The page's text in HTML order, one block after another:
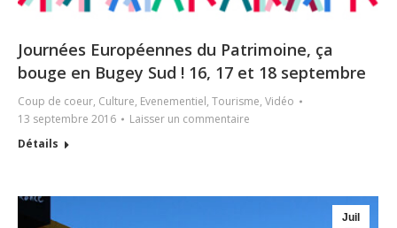
Journées Européennes du Patrimoine, ça
bouge en Bugey Sud ! 16, 17 et 18 septembre
Coup de coeur, Culture, Evenementiel, Tourisme, Vidéo
13 septembre 2016
Laisser un commentaire
Détails
Juil